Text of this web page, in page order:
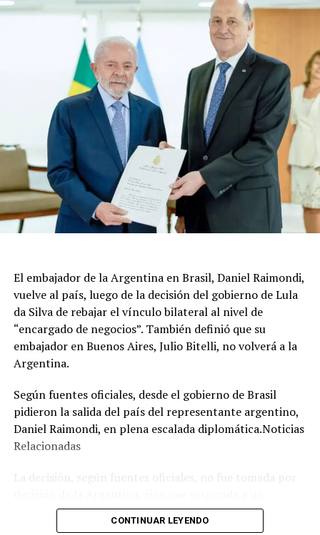
El embajador de la Argentina en Brasil, Daniel Raimondi,
vuelve al país, luego de la decisión del gobierno de Lula
da Silva de rebajar el vínculo bilateral al nivel de
“encargado de negocios”. También definió que su
embajador en Buenos Aires, Julio Bitelli, no volverá a la
Argentina.
Según fuentes oficiales, desde el gobierno de Brasil
pidieron la salida del país del representante argentino,
Daniel Raimondi, en plena escalada diplomática.Noticias
Relacionadas
expreso pedido que el canciller de Brasil, Mauro Vieira,
le hizo al diplomático argentino cuando le entregaron la
CONTINUAR LEYENDO